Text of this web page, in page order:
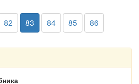
82 83 84 85 86